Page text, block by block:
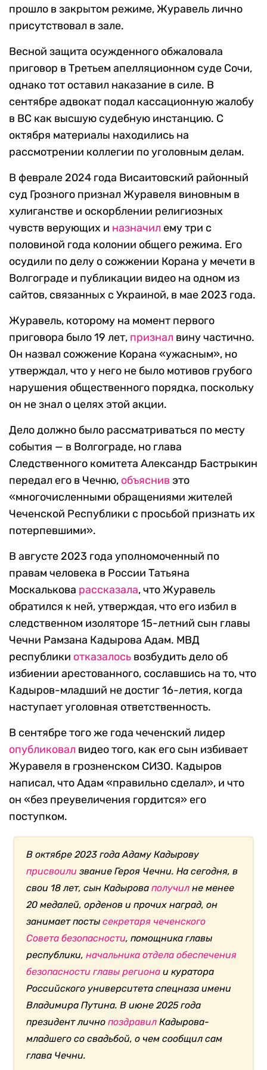
прошло в закрытом режиме, Журавель лично
присутствовал в зале.
Весной защита осужденного обжаловала
приговор в Третьем апелляционном суде Сочи,
однако тот оставил наказание в силе. В
сентябре адвокат подал кассационную жалобу
в ВС как высшую судебную инстанцию. С
октября материалы находились на
рассмотрении коллегии по уголовным делам.
В феврале 2024 года Висаитовский районный
суд Грозного признал Журавеля виновным в
хулиганстве и оскорблении религиозных
чувств верующих и назначил ему три с
половиной года колонии общего режима. Его
осудили по делу о сожжении Корана у мечети в
Волгограде и публикации видео на одном из
сайтов, связанных с Украиной, в мае 2023 года.
Журавель, которому на момент первого
приговора было 19 лет, признал вину частично.
Он назвал сожжение Корана «ужасным», но
утверждал, что у него не было мотивов грубого
нарушения общественного порядка, поскольку
он не знал о целях этой акции.
Дело должно было рассматриваться по месту
события — в Волгограде, но глава
Следственного комитета Александр Бастрыкин
передал его в Чечню, объяснив это
«многочисленными обращениями жителей
Чеченской Республики с просьбой признать их
потерпевшими».
В августе 2023 года уполномоченный по
правам человека в России Татьяна
Москалькова рассказала, что Журавель
обратился к ней, утверждая, что его избил в
следственном изоляторе 15-летний сын главы
Чечни Рамзана Кадырова Адам. МВД
республики отказалось возбудить дело об
избиении арестованного, сославшись на то, что
Кадыров-младший не достиг 16-летия, когда
наступает уголовная ответственность.
В сентябре того же года чеченский лидер
опубликовал видео того, как его сын избивает
Журавеля в грозненском СИЗО. Кадыров
написал, что Адам «правильно сделал», и что
он «без преувеличения гордится» его
поступком.
В октябре 2023 года Адаму Кадырову
присвоили звание Героя Чечни. На сегодня, в
свои 18 лет, сын Кадыроваполучил не менее
20 медалей, орденов и прочих наград, он
занимает постысекретаря чеченского
Совета безопасности, помощника главы
республики,начальника отдела обеспечения
безопасности главы региона и куратора
Российского университета спецназа имени
Владимира Путина. В июне 2025 года
президент личнопоздравил Кадырова-
младшего со свадьбой, о чем сообщил сам
глава Чечни.